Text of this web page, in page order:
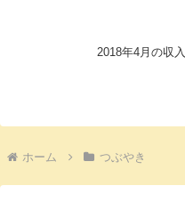
2018年4月の収
ホーム つぶやき